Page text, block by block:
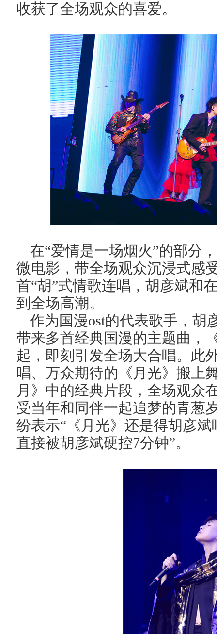
收获了全场观众的喜爱。
在“爱情是一场烟火”的部分
微电影，带全场观众沉浸式感
首“胡”式情歌连唱，胡彦斌和
到全场高潮。
作为国漫ost的代表歌手，胡
带来多首经典国漫的主题曲，
起，即刻引发全场大合唱。此
唱、万众期待的《月光》搬上
月》中的经典片段，全场观众
受当年和同伴一起追梦的青葱
纷表示“《月光》还是得胡彦
直接被胡彦斌硬控7分钟”。